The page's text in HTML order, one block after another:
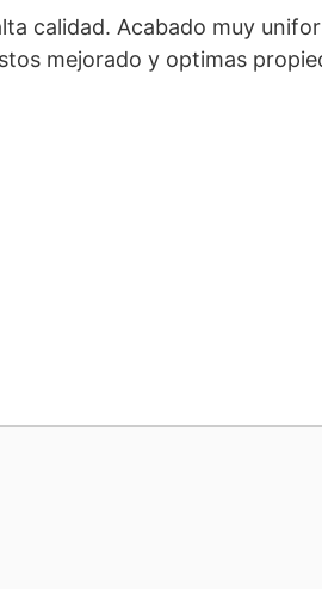
calidad. Acabado muy
mejorado y optimas